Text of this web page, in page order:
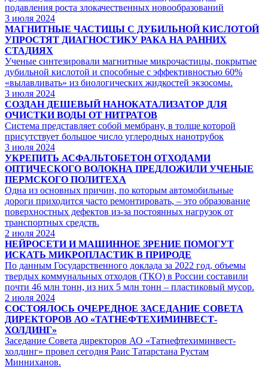
подавления роста злокачественных новообразований
3 июля 2024
МАГНИТНЫЕ ЧАСТИЦЫ С ДУБИЛЬНОЙ КИСЛОТОЙ
УПРОСТЯТ ДИАГНОСТИКУ РАКА НА РАННИХ
СТАДИЯХ
Ученые синтезировали магнитные микрочастицы, покрытые
дубильной кислотой и способные с эффективностью 60%
«вылавливать» из биологических жидкостей экзосомы.
3 июля 2024
СОЗДАН ДЕШЕВЫЙ НАНОКАТАЛИЗАТОР ДЛЯ
ОЧИСТКИ ВОДЫ ОТ НИТРАТОВ
Система представляет собой мембрану, в толще которой
присутствует большое число углеродных нанотрубок
3 июля 2024
УКРЕПИТЬ АСФАЛЬТОБЕТОН ОТХОДАМИ
ОПТИЧЕСКОГО ВОЛОКНА ПРЕДЛОЖИЛИ УЧЕНЫЕ
ПЕРМСКОГО ПОЛИТЕХА
Одна из основных причин, по которым автомобильные
дороги приходится часто ремонтировать, – это образование
поверхностных дефектов из-за постоянных нагрузок от
транспортных средств.
2 июля 2024
НЕЙРОСЕТИ И МАШИННОЕ ЗРЕНИЕ ПОМОГУТ
ИСКАТЬ МИКРОПЛАСТИК В ПРИРОДЕ
По данным Государственного доклада за 2022 год, объемы
твердых коммунальных отходов (ТКО) в России составили
почти 46 млн тонн, из них 5 млн тонн – пластиковый мусор.
2 июля 2024
СОСТОЯЛОСЬ ОЧЕРЕДНОЕ ЗАСЕДАНИЕ СОВЕТА
ДИРЕКТОРОВ АО «ТАТНЕФТЕХИМИНВЕСТ-
ХОЛДИНГ»
Заседание Совета директоров АО «Татнефтехиминвест-
холдинг» провел сегодня Раис Татарстана Рустам
Минниханов.